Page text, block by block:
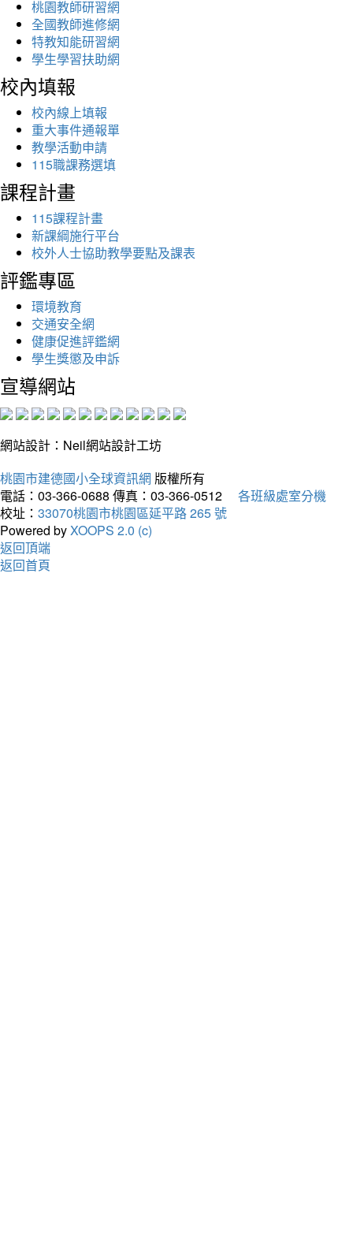
桃園教師研習網
全國教師進修網
特教知能研習網
學生學習扶助網
校內填報
校內線上填報
重大事件通報單
教學活動申請
115職課務選填
課程計畫
115課程計畫
新課綱施行平台
校外人士協助教學要點及課表
評鑑專區
環境教育
交通安全網
健康促進評鑑網
學生獎懲及申訴
宣導網站
網站設計：Neil網站設計工坊
桃園市建德國小全球資訊網 版權所有
電話：03-366-0688 傳真：03-366-0512
各班級處室分機
校址： 33070桃園市桃園區延平路 265 號
Powered byXOOPS 2.0 (c)
返回頂端
返回首頁